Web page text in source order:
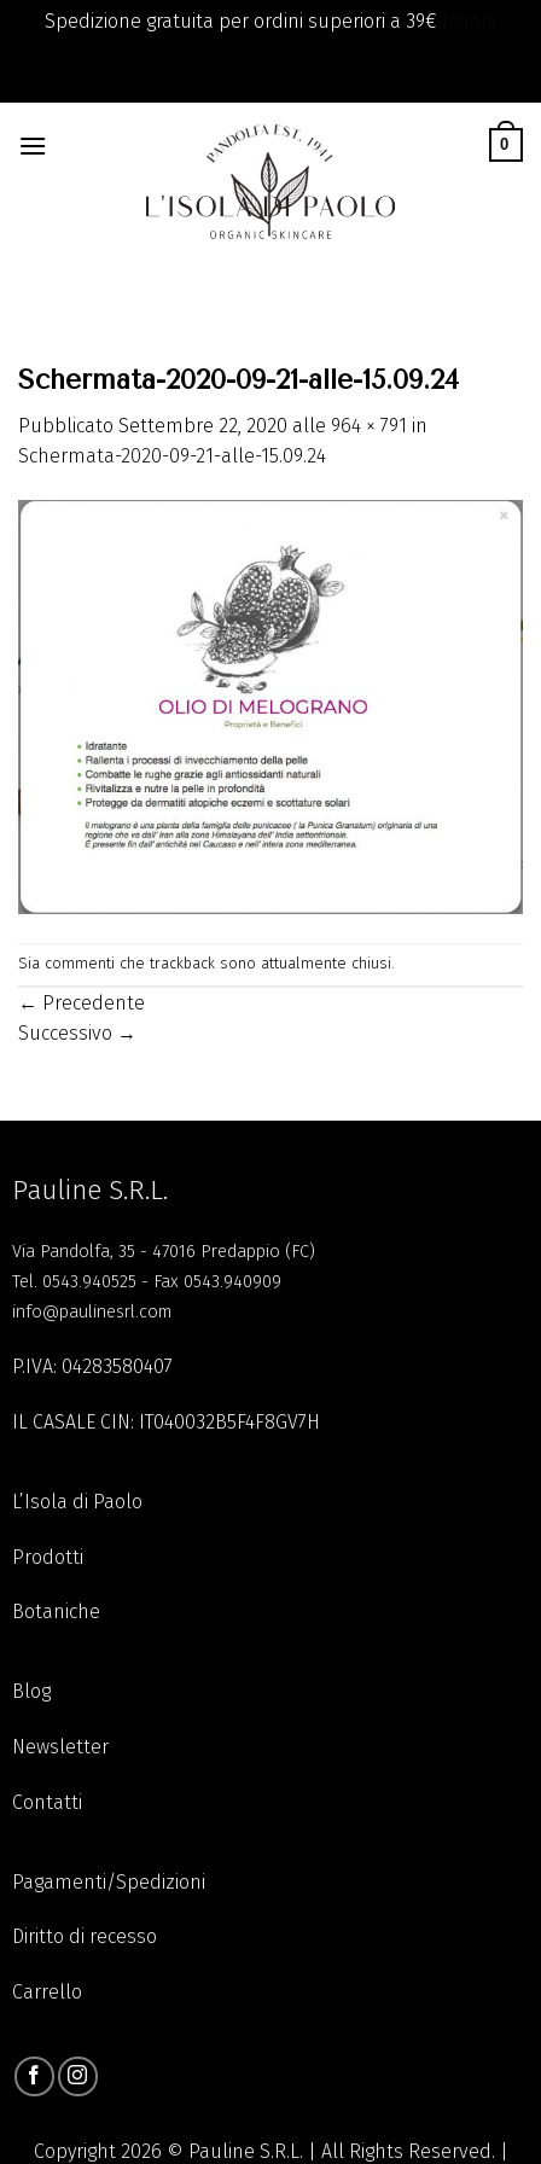
Spedizione gratuita per ordini superiori a 39€
content
0
Schermata-2020-09-21-alle-15.09.24
Pubblicato Settembre 22, 2020 alle 964 × 791 in
Schermata-2020-09-21-alle-15.09.24
Sia commenti che trackback sono attualmente chiusi.
← Precedente
Successivo →
Pauline S.R.L.
Via Pandolfa, 35 - 47016 Predappio (FC)
Tel. 0543.940525 - Fax 0543.940909
info@paulinesrl.com
P.IVA: 04283580407
IL CASALE CIN: IT040032B5F4F8GV7H
L’Isola di Paolo
Prodotti
Botaniche
Blog
Newsletter
Contatti
Pagamenti/Spedizioni
Diritto di recesso
Carrello
Copyright 2026 © Pauline S.R.L. | All Rights Reserved. |